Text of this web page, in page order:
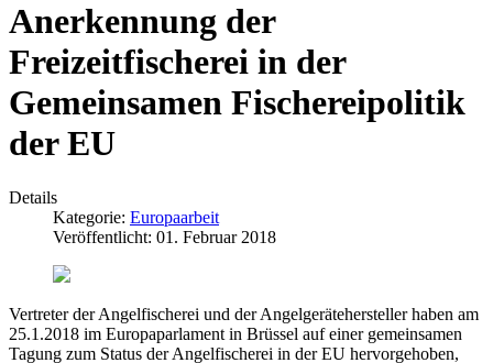
Anerkennung der
Freizeitfischerei in der
Gemeinsamen Fischereipolitik
der EU
Details
Kategorie: Europaarbeit
Veröffentlicht: 01. Februar 2018
Vertreter der Angelfischerei und der Angelgerätehersteller haben am
25.1.2018 im Europaparlament in Brüssel auf einer gemeinsamen
Tagung zum Status der Angelfischerei in der EU hervorgehoben,